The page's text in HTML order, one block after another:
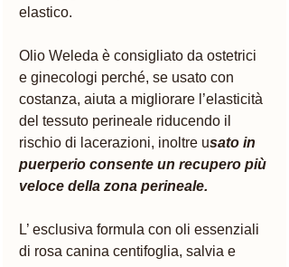
elastico.
Olio Weleda è consigliato da ostetrici
e ginecologi perché, se usato con
costanza, aiuta a migliorare l’elasticità
del tessuto perineale riducendo il
rischio di lacerazioni, inoltre usato in
puerperio consente un recupero più
veloce della zona perineale.
L’ esclusiva formula con oli essenziali
di rosa canina centifoglia, salvia e